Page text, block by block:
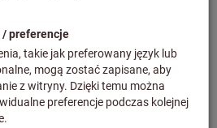
wysokościCeny plus koszty
biznesowych po